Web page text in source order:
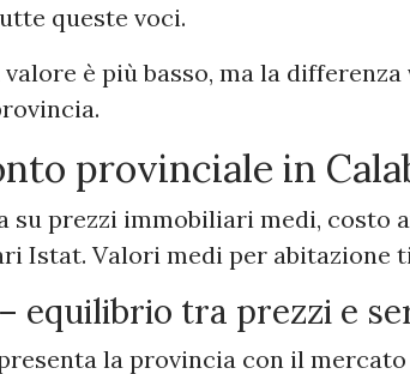
queste voci.
è più basso, ma la
provinciale in
su prezzi immobiliari medi, costo
Istat. Valori medi per abitazione
equilibrio tra prezzi e
la provincia con il